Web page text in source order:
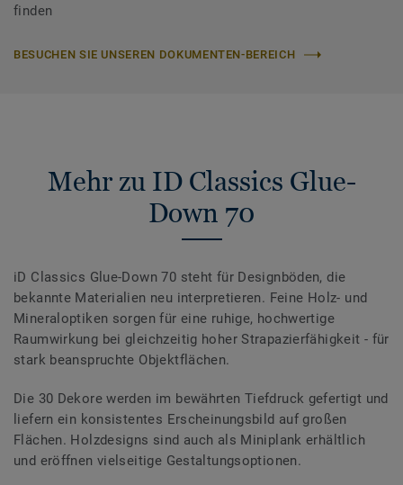
finden
BESUCHEN SIE UNSEREN DOKUMENTEN-BEREICH
Mehr zu ID Classics Glue-
Down 70
iD Classics Glue-Down 70 steht für Designböden, die
bekannte Materialien neu interpretieren. Feine Holz- und
Mineraloptiken sorgen für eine ruhige, hochwertige
Raumwirkung bei gleichzeitig hoher Strapazierfähigkeit - für
stark beanspruchte Objektflächen.
Die 30 Dekore werden im bewährten Tiefdruck gefertigt und
liefern ein konsistentes Erscheinungsbild auf großen
Flächen. Holzdesigns sind auch als Miniplank erhältlich
und eröffnen vielseitige Gestaltungsoptionen.